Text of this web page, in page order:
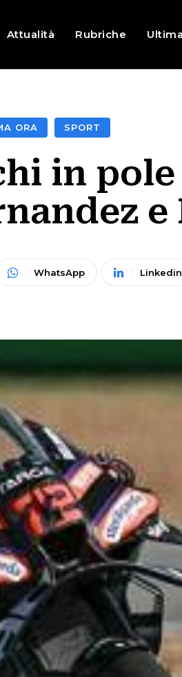
Attualità Rubriche
ORA SPORT
in
WhatsApp Linkedin